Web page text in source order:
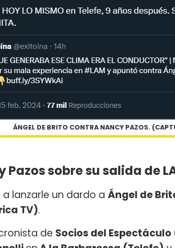
ÁNGEL DE BRITO CONTRA NANCY PAZOS.
Pazos sobre su salida de
a lanzarle un dardo a Ángel de
TV).
de Socios del Espectáculo